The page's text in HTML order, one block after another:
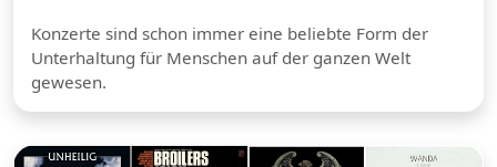
Konzerte sind schon immer eine beliebte Form der
Unterhaltung für Menschen auf der ganzen Welt
gewesen.